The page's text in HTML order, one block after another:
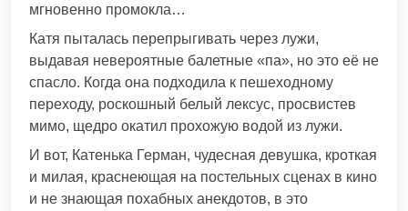
мгновенно промокла…
Катя пыталась перепрыгивать через лужи,
выдавая невероятные балетные «па», но это её не
спасло. Когда она подходила к пешеходному
переходу, роскошный белый лексус, просвистев
мимо, щедро окатил прохожую водой из лужи.
И вот, Катенька Герман, чудесная девушка, кроткая
и милая, краснеющая на постельных сценах в кино
и не знающая похабных анекдотов, в это